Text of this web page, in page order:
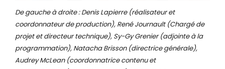
De gauche à droite : Denis Lapierre (réalisateur et
coordonnateur de production), René Journault (Chargé de
projet et directeur technique), Sy-Gy Grenier (adjointe à la
programmation), Natacha Brisson (directrice générale),
Audrey McLean (coordonnatrice contenu et